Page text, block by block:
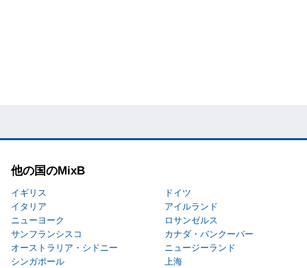
他の国のMixB
イギリス
ドイツ
イタリア
アイルランド
ニューヨーク
ロサンゼルス
サンフランシスコ
カナダ・バンクーバー
オーストラリア・シドニー
ニュージーランド
シンガポール
上海